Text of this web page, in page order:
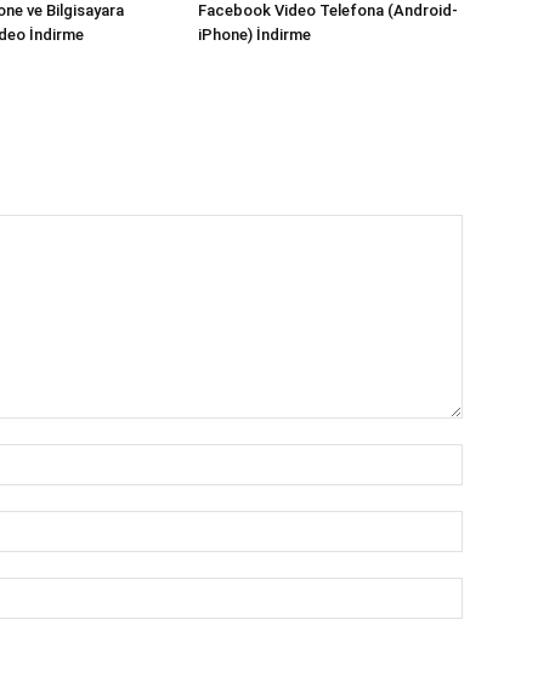
ve Bilgisayara
İndirme
Facebook Video Telefona (Android-
iPhone) İndirme